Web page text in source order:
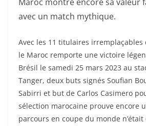
Maroc montre encore sa valeur
avec un match mythique.
Avec les 11 titulaires irremplaçables
le Maroc remporte une victoire
Brésil le samedi 25 mars 2023 au
Tanger, deux buts signés Soufian
Sabirri et but de Carlos Casimero
sélection marocaine prouve encore
parcours en coupe du monde